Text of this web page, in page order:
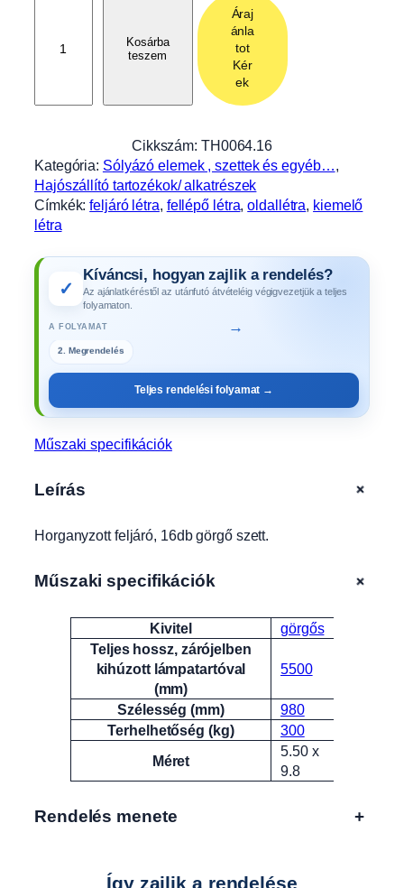
n
e
J
e
R
o
f
j
r
"
4
Kosárba
teszem
Áraj
ánla
tot
Kér
ek
Cikkszám: TH0064.16
Kategória: Sólyázó elemek , szettek és egyéb…
Hajószállító tartozékok/ alkatrészek
Címkék:feljáró létra, fellépő létra, oldallétra, kiemelő
létra
✓
Kíváncsi, hogyan zajlik a rendelés?
Az ajánlatkéréstől az utánfutó átvételéig végigvezetjük a teljes
folyamaton.
A FOLYAMAT →
3. Gyártás
Teljes rendelési folyamat →
Műszaki specifikációk
Leírás +
Horganyzott feljáró, 16db görgő szett.
Műszaki specifikációk +
Attribútumok Érték
Kivitel
görgős
Teljes hossz, zárójelben
kihúzott lámpatartóval
(mm)
5500
Szélesség (mm)
980
Terhelhetőség (kg)
300
Méret
5.50 x
9.8
Rendelés menete +
Így zajlik a rendelése